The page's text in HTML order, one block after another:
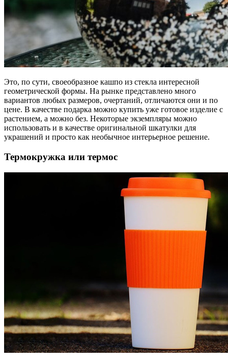
Это, по сути, своеобразное кашпо из стекла интересной
геометрической формы. На рынке представлено много
вариантов любых размеров, очертаний, отличаются они и по
цене. В качестве подарка можно купить уже готовое изделие с
растением, а можно без. Некоторые экземпляры можно
использовать и в качестве оригинальной шкатулки для
украшений и просто как необычное интерьерное решение.
Термокружка или термос